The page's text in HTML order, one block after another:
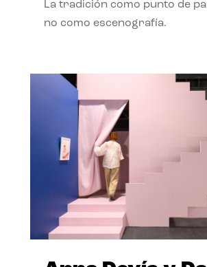
La tradición como punto de
no como escenografía.